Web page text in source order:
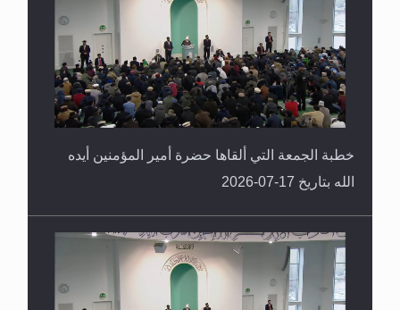
خطبة الجمعة التي ألقاها حضرة أمير المؤمنين أيده
الله بتاريخ 17-07-2026